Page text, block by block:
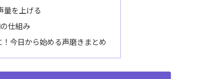
量を上げる
仕組み
今日から始める声磨きまとめ